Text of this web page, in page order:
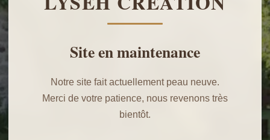
Site en maintenance
Notre site fait actuellement peau neuve.
Merci de votre patience, nous revenons très
bientôt.